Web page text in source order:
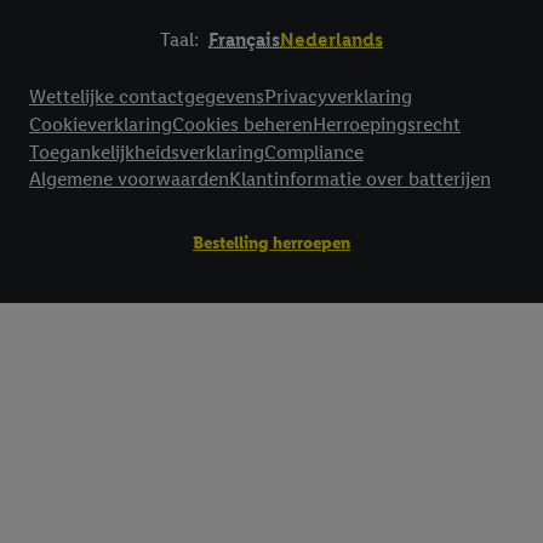
Taal: FrançaisNederlands
Wettelijke contactgegevensPrivacyverklaring
CookieverklaringCookies beherenHerroepingsrecht
ToegankelijkheidsverklaringCompliance
Algemene voorwaardenKlantinformatie over batterijen
Bestelling herroepen